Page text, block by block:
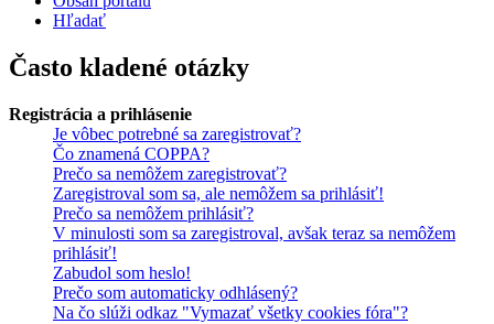
Hľadať
Často kladené otázky
Registrácia a prihlásenie
Je vôbec potrebné sa zaregistrovať?
Čo znamená COPPA?
Prečo sa nemôžem zaregistrovať?
Zaregistroval som sa, ale nemôžem sa prihlásiť!
Prečo sa nemôžem prihlásiť?
V minulosti som sa zaregistroval, avšak teraz sa nemôžem
prihlásiť!
Zabudol som heslo!
Prečo som automaticky odhlásený?
Na čo slúži odkaz "Vymazať všetky cookies fóra"?